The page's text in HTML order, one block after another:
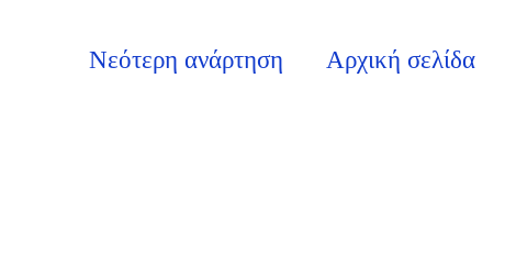
Νεότερη ανάρτηση Αρχική σελίδα